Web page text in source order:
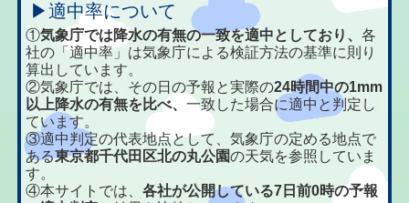
▶適中率について
①気象庁では降水の有無の一致を適中としており、各
社の「適中率」は気象庁による検証方法の基準に則り
算出しています。
②気象庁では、その日の予報と実際の24時間中の1mm
以上降水の有無を比べ、一致した場合に適中と判定し
ています。
③適中判定の代表地点として、気象庁の定める地点で
ある東京都千代田区北の丸公園の天気を参照していま
す。
④本サイトでは、各社が公開している7日前0時の予報